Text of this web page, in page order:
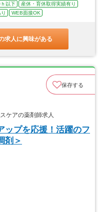
以下
産休・育休取得実績有り
WEB面接OK
求人に興味がある
保存する
ケアの薬剤師求人
ップを応援！活躍のフ
剤＞